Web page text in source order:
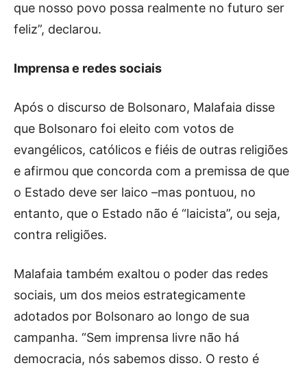
que nosso povo possa realmente no futuro ser
feliz”, declarou.
Imprensa e redes sociais
Após o discurso de Bolsonaro, Malafaia disse
que Bolsonaro foi eleito com votos de
evangélicos, católicos e fiéis de outras religiões
e afirmou que concorda com a premissa de que
o Estado deve ser laico –mas pontuou, no
entanto, que o Estado não é “laicista”, ou seja,
contra religiões.
Malafaia também exaltou o poder das redes
sociais, um dos meios estrategicamente
adotados por Bolsonaro ao longo de sua
campanha. “Sem imprensa livre não há
democracia, nós sabemos disso. O resto é